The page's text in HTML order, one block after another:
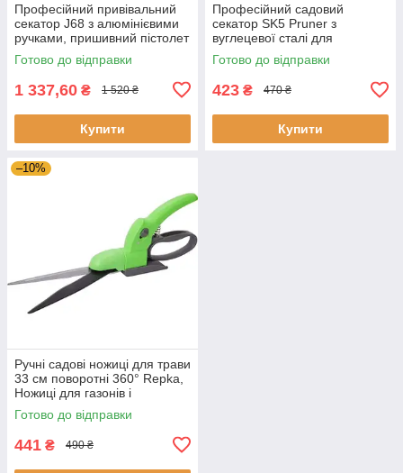
Професійний привівальний
секатор J68 з алюмінієвими
ручками, пришивний пістолет
металевий
Готово до відправки
1 337,60 ₴ 1 520 ₴
Купити
Професійний садовий
секатор SK5 Pruner з
вуглецевої сталі для
обрізання винограду, дерев і
квітів
Готово до відправки
423 ₴ 470 ₴
Купити
–10%
Ручні садові ножиці для трави
33 см поворотні 360° Repka,
Ножиці для газонів і
чагарників
Готово до відправки
441 ₴ 490 ₴